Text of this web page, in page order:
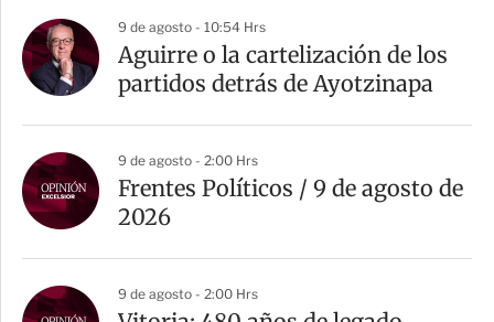
9 de agosto - 10:54 Hrs
Aguirre o la cartelización de los
partidos detrás de Ayotzinapa
9 de agosto - 2:00 Hrs
Frentes Políticos / 9 de agosto de
2026
9 de agosto - 2:00 Hrs